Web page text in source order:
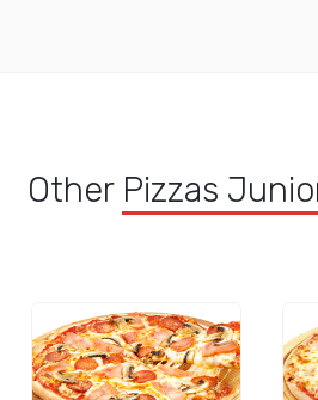
Other Pizzas